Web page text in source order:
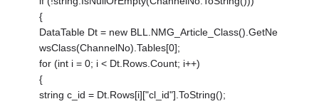
{
DataTable Dt = new BLL.NMG_Article_Class().GetNe
wsClass(ChannelNo).Tables[0];
for (int i = 0; i < Dt.Rows.Count; i++)
{
string c_id = Dt.Rows[i]["cl_id"].ToString();